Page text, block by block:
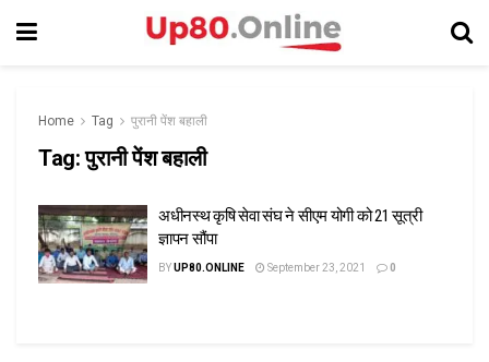
Home Tag पुरानी पेंश बहाली
Tag:पुरानी पेंश बहाली
अधीनस्थ कृषि सेवा संघ ने सीएम योगी को 21 सूत्री
ज्ञापन सौंपा
BYUP80.ONLINE September 23, 2021 0